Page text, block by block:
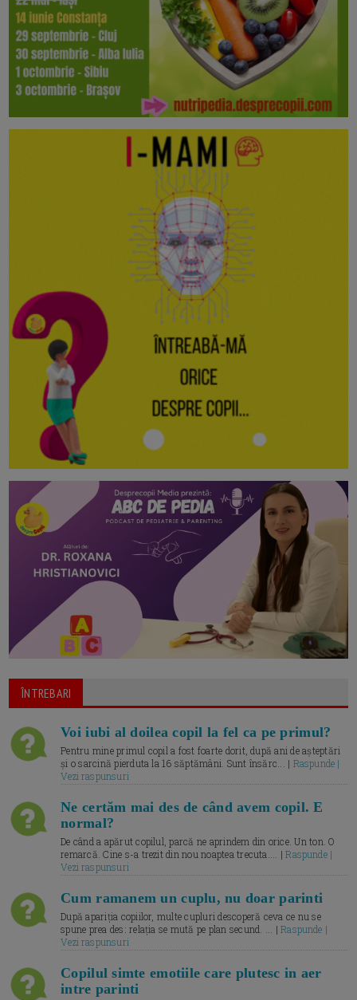
ÎNTREBARI
Voi iubi al doilea copil la fel ca pe primul?
Pentru mine primul copil a fost foarte dorit, după ani de așteptări
și o sarcină pierduta la 16 săptămâni. Sunt însărc... | Raspunde |
Vezi raspunsuri
Ne certăm mai des de când avem copil. E
normal?
De când a apărut copilul, parcă ne aprindem din orice. Un ton. O
remarcă. Cine s-a trezit din nou noaptea trecuta.... |Raspunde |
Vezi raspunsuri
Cum ramanem un cuplu, nu doar parinti
După apariția copiilor, multe cupluri descoperă ceva ce nu se
spune prea des: relația se mută pe plan secund. ... |Raspunde |
Vezi raspunsuri
Copilul simte emotiile care plutesc in aer
intre parinti